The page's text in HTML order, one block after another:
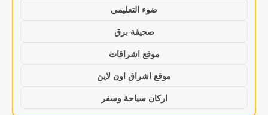
ضوء التعليمي
صحيفة برق
موقع اشراقات
موقع اشراق اون لاين
اركان سياحة وسفر